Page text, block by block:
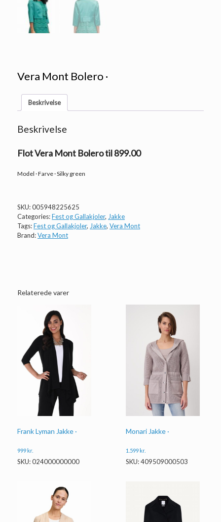
Vera Mont Bolero ·
Beskrivelse
Beskrivelse
Flot Vera Mont Bolero til 899.00
Model · Farve · Silky green
SKU:005948225625
Categories:Fest og Gallakjoler, Jakke
Tags:Fest og Gallakjoler, Jakke, Vera Mont
Brand:Vera Mont
Relaterede varer
Frank Lyman Jakke ·
999kr.
SKU: 024000000000
Monari Jakke ·
1.599kr.
SKU: 409509000503